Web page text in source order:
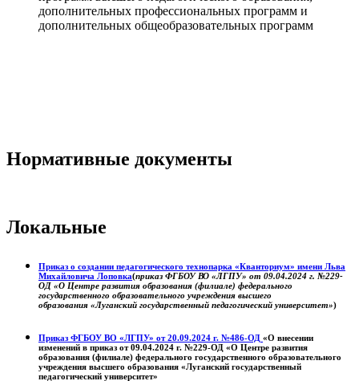
дополнительных профессиональных программ и
дополнительных общеобразовательных программ
Нормативные документы
Локальные
Приказ о создании педагогического технопарка «Кванториум» имени Льва
Михайловича Лоповка(приказ ФГБОУ ВО «ЛГПУ» от 09.04.2024 г. №229-
ОД «О Центре развития образования (филиале) федерального
государственного образовательного учреждения высшего
образования «Луганский государственный педагогический университет»)
Приказ ФГБОУ ВО «ЛГПУ» от 20.09.2024 г. №486-ОД «О внесении
изменений в приказ от 09.04.2024 г. №229-ОД «О Центре развития
образования (филиале) федерального государственного образовательного
учреждения высшего образования «Луганский государственный
педагогический университет»